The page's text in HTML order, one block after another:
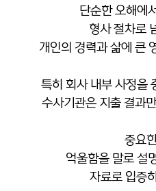
단순한 오해에
형사 절차로
개인의 경력과 삶에 큰
특히 회사 내부 사정을
수사기관은 지출 결과
중요
억울함을 말로 설
자료로 입증